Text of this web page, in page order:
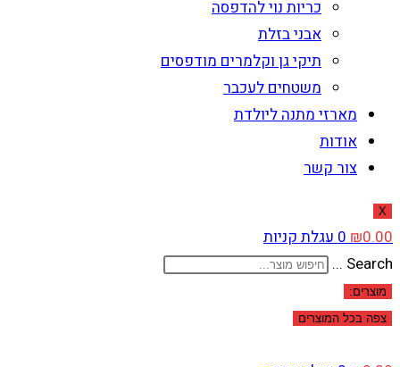
כריות נוי להדפסה
אבני בזלת
תיקי גן וקלמרים מודפסים
משטחים לעכבר
מארזי מתנה ליולדת
אודות
צור קשר
X
₪0.00
0עגלת קניות
Search ...
מוצרים:
צפה בכל המוצרים